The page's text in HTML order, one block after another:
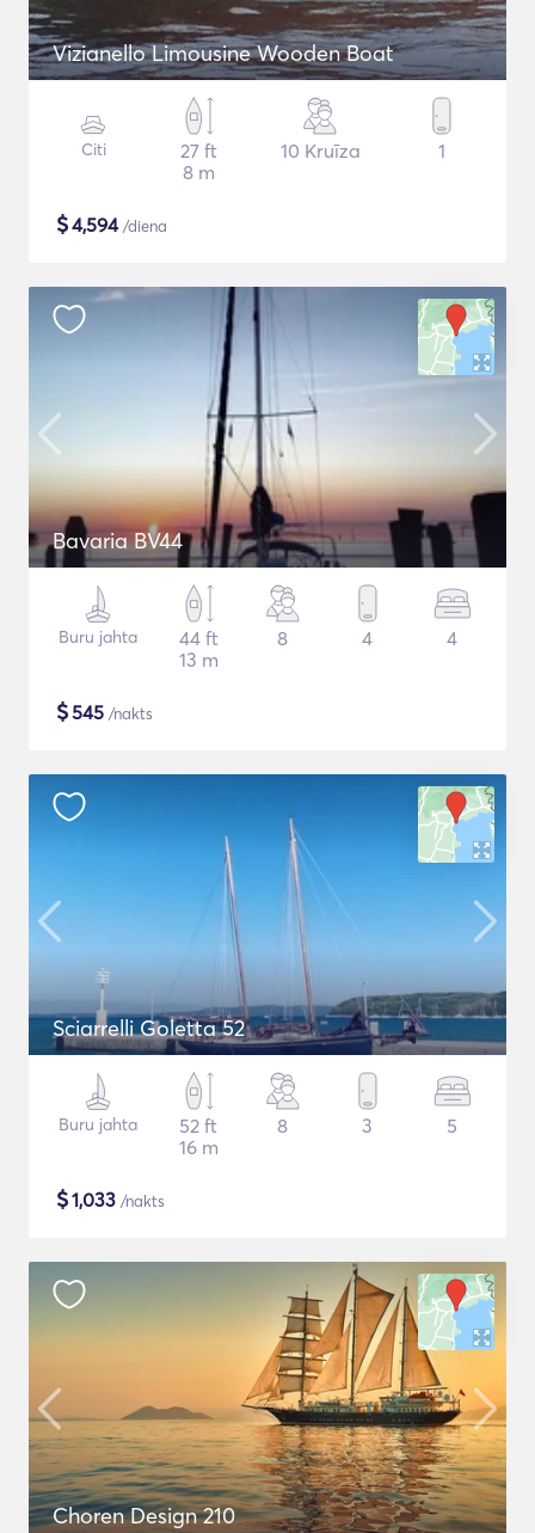
Vizianello Limousine Wooden Boat
Citi
27 ft
8 m
10 Kruīza 1
$4,594/diena
Bavaria BV44
Buru jahta
44 ft
13 m
8 4 4
$545 /nakts
Sciarrelli Goletta 52
Buru jahta
52 ft
16 m
8 3 5
$1,033 /nakts
Choren Design 210